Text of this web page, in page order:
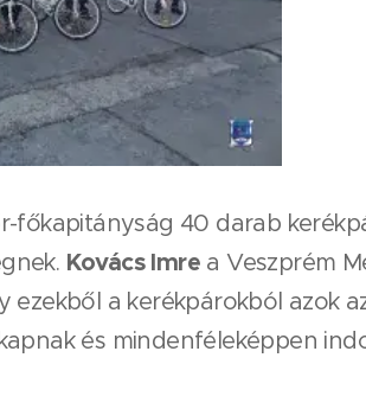
főkapitányság 40 darab
Kovács Imre a Veszprém
a kerékpárokból azok
és mindenféleképpen